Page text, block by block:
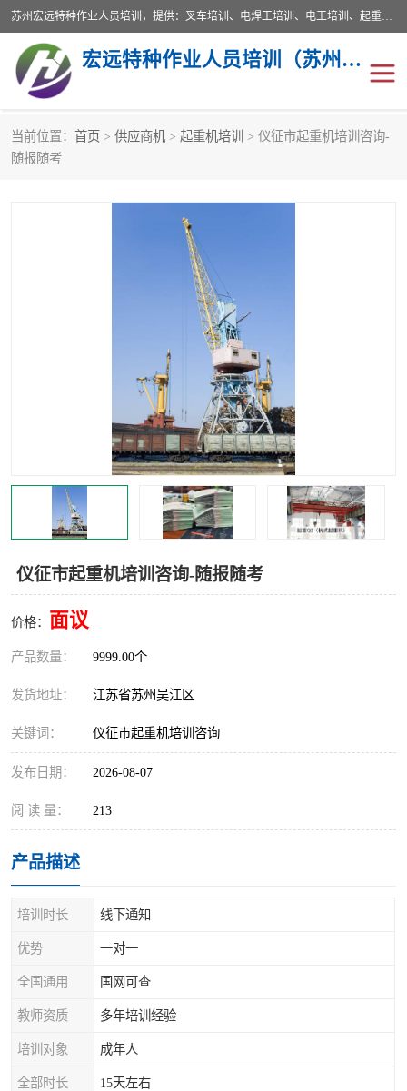
苏州宏远特种作业人员培训，提供：叉车培训、电焊工培训、电工培训、起重机培训、电梯培训、登高培训等服务苏州本地培训服务。始终坚持“以人为本，质量立校”的办学思想，以培养社会应用型人才为己任，明码收费，诚实守信，中途不收任何费用。随到随学，学会为止，一期未学会者免费再学，直到学会为止。
宏远特种作业人员培训（苏州）有限公司
当前位置： 首页 > 供应商机 > 起重机培训
> 仪征市起重机培训咨询-
随报随考
仪征市起重机培训咨询-随报随考
价格： 面议
产品数量： 9999.00个
发货地址： 江苏省苏州吴江区
关键词： 仪征市起重机培训咨询
发布日期： 2026-08-07
阅 读 量： 213
产品描述
培训时长 线下通知
优势 一对一
全国通用 国网可查
教师资质 多年培训经验
培训对象 成年人
全部时长 15天左右
叉车培训
起重机培训
叉车培训机构
叉车技能培训
专业叉车培训
叉车培训中心 叉车操作证培训复审
叉车司机培训 焊工培训
行车起重机培训 登高证培训